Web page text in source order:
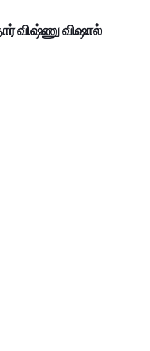
விஷ்ணு விஷால்